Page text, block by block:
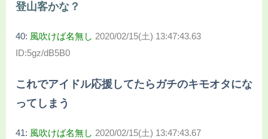
登山客かな？
40: 風吹けば名無し 2020/02/15(土) 13:47:43.63
ID:5gz/dB5B0
これでアイドル応援してたらガチのキモオタにな
ってしまう
41: 風吹けば名無し 2020/02/15(土) 13:47:43.67